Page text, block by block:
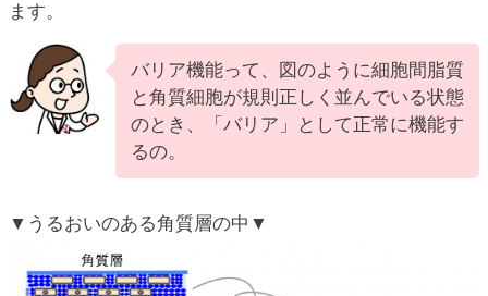
ます。
バリア機能って、図のように細胞間脂質
と角質細胞が規則正しく並んでいる状態
のとき、「バリア」として正常に機能す
るの。
▼うるおいのある角質層の中▼